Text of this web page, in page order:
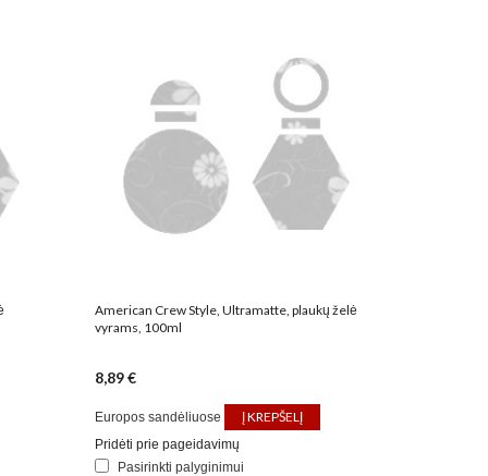
American Crew Style, Ultramatte, plaukų želė
vyrams, 100ml
8,89 €
Europos sandėliuose Į KREPŠELĮ
Pridėti prie pageidavimų
Pasirinkti palyginimui